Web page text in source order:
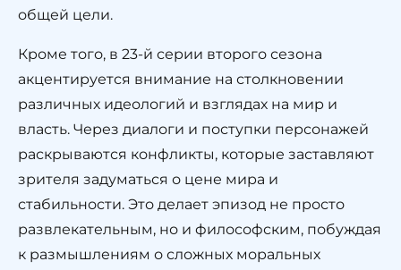
общей цели.
Кроме того, в 23-й серии второго сезона
акцентируется внимание на столкновении
различных идеологий и взглядах на мир и
власть. Через диалоги и поступки персонажей
раскрываются конфликты, которые заставляют
зрителя задуматься о цене мира и
стабильности. Это делает эпизод не просто
развлекательным, но и философским, побуждая
к размышлениям о сложных моральных